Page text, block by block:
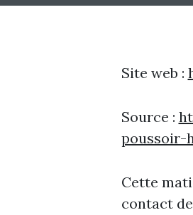
Site web :
Source :
poussoir-
Cette
contact